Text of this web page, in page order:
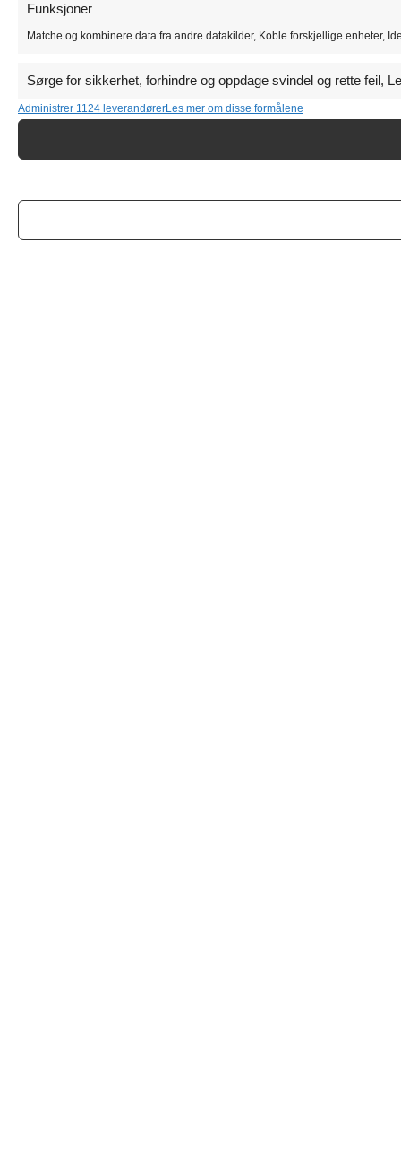
Funksjoner
Matche og kombinere data fra andre datakilder, Koble forskjellige enheter,
Sørge for sikkerhet, forhindre og oppdage svindel og rette feil,
Administrer 1124 leverandørerLes mer om disse formålene